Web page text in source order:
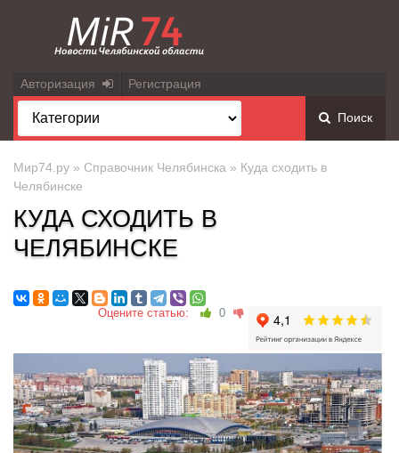
Авторизация Регистрация
Поиск
Мир74.ру » Справочник Челябинска » Куда сходить в
Челябинске
КУДА СХОДИТЬ В
ЧЕЛЯБИНСКЕ
Оцените статью: 0